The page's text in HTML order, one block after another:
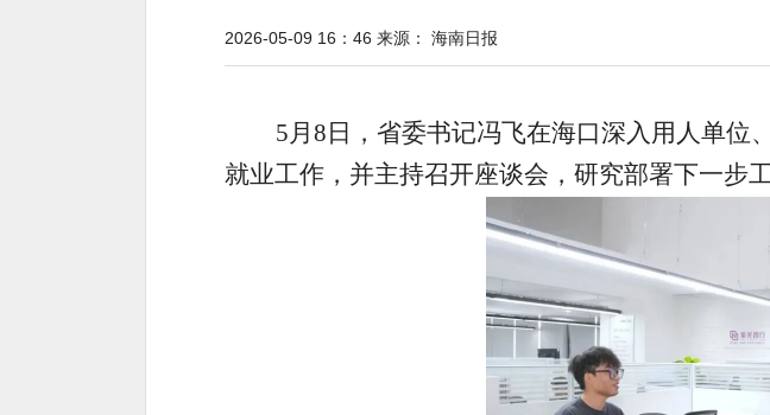
2026-05-09 16：46 来源： 海南日报
5月8日，省委书记冯飞在海口深入用人单位
就业工作，并主持召开座谈会，研究部署下一步工